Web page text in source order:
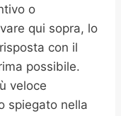
o
qui sopra, lo
con il
possibile.
veloce
spiegato nella